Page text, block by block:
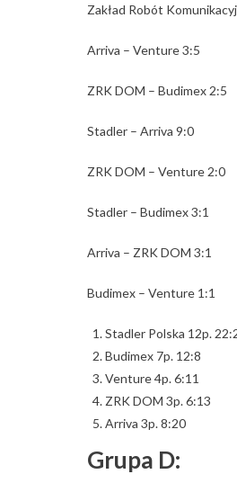
Zakład Robót
Arriva – Venture 3:5
ZRK DOM – Budimex 2:5
Stadler – Arriva 9:0
ZRK DOM – Venture 2:0
Stadler – Budimex 3:1
Arriva – ZRK DOM 3:1
Budimex – Venture 1:1
Stadler Polska 12p.
Budimex 7p. 12:8
Venture 4p. 6:11
ZRK DOM 3p. 6:13
Arriva 3p. 8:20
Grupa D: